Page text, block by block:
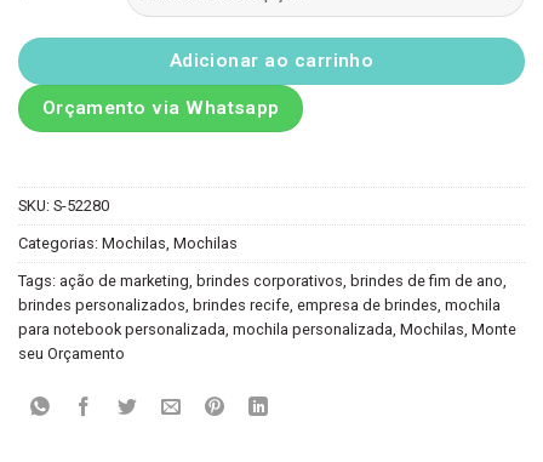
Adicionar ao carrinho
Orçamento via Whatsapp
SKU: S-52280
Categorias: Mochilas Mochilas
Tags: ação de marketing brindes corporativos brindes de fim de ano
brindes personalizados brindes recife empresa de brindes mochila
para notebook personalizada mochila personalizada Mochilas Monte
seu Orçamento